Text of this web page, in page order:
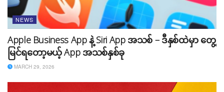
NEWS
Apple Business App နဲ့ Siri App အသစ် – ဒီနှစ်ထဲမှာ တွေ့
မြင်ရတော့မယ့် App အသစ်နှစ်ခု
MARCH 29, 2026